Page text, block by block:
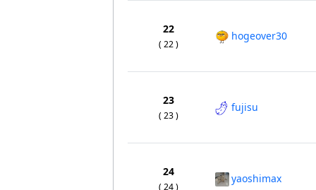
22
( 22 )
hogeover30
23
( 23 )
fujisu
24
( 24 )
yaoshimax